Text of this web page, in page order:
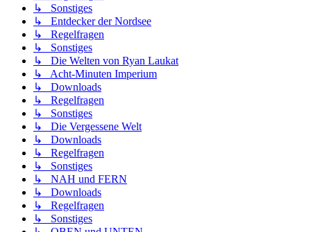
↳ Sonstiges
↳ Entdecker der Nordsee
↳ Regelfragen
↳ Sonstiges
↳ Die Welten von Ryan Laukat
↳ Acht-Minuten Imperium
↳ Downloads
↳ Regelfragen
↳ Sonstiges
↳ Die Vergessene Welt
↳ Downloads
↳ Regelfragen
↳ Sonstiges
↳ NAH und FERN
↳ Downloads
↳ Regelfragen
↳ Sonstiges